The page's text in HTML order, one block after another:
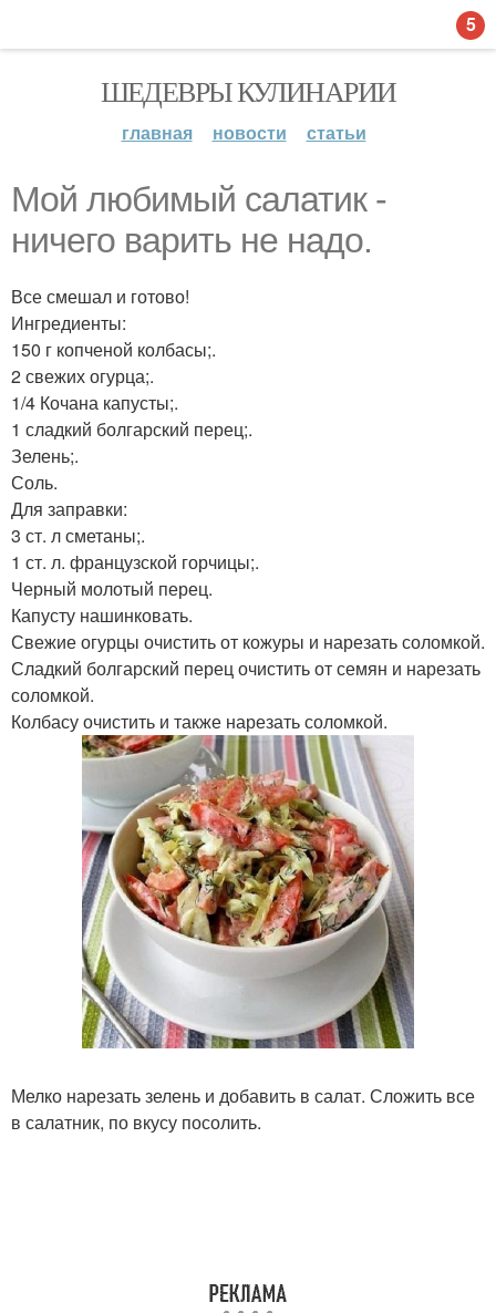
ШЕДЕВРЫ КУЛИНАРИИ
главная новости статьи
Moй любимый caлатик -
ничего варить не надо.
Все смешал и готово!
Ингредиенты:
150 г копченой колбасы;.
2 свежих огурца;.
1/4 Кочана капусты;.
1 сладкий болгарский перец;.
Зелень;.
Соль.
Для заправки:
3 ст. л сметаны;.
1 ст. л. французской горчицы;.
Черный молотый перец.
Капусту нашинковать.
Свежие огурцы очистить от кожуры и нарезать соломкой.
Сладкий болгарский перец очистить от семян и нарезать
соломкой.
Колбасу очистить и также нарезать соломкой.
Мелко нарезать зелень и добавить в салат. Сложить все
в салатник, по вкусу посолить.
5